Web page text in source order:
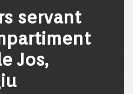
servant
Jos,